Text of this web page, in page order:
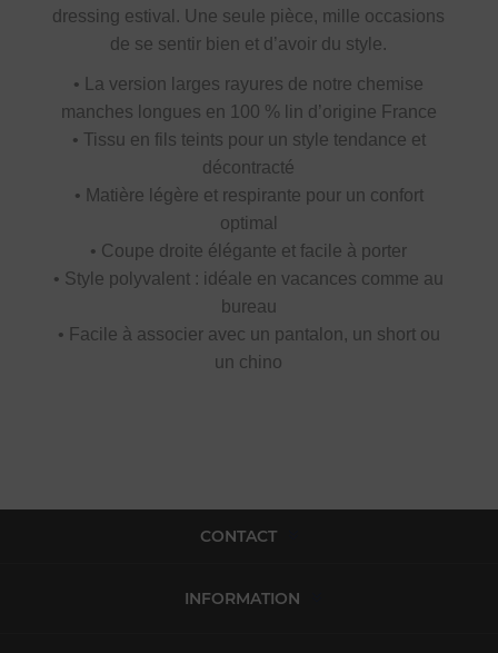
dressing estival. Une seule pièce, mille occasions
de se sentir bien et d’avoir du style.
• La version larges rayures de notre chemise
manches longues en 100 % lin d’origine France
• Tissu en fils teints pour un style tendance et
décontracté
• Matière légère et respirante pour un confort
optimal
• Coupe droite élégante et facile à porter
• Style polyvalent : idéale en vacances comme au
bureau
• Facile à associer avec un pantalon, un short ou
un chino
CONTACT
INFORMATION